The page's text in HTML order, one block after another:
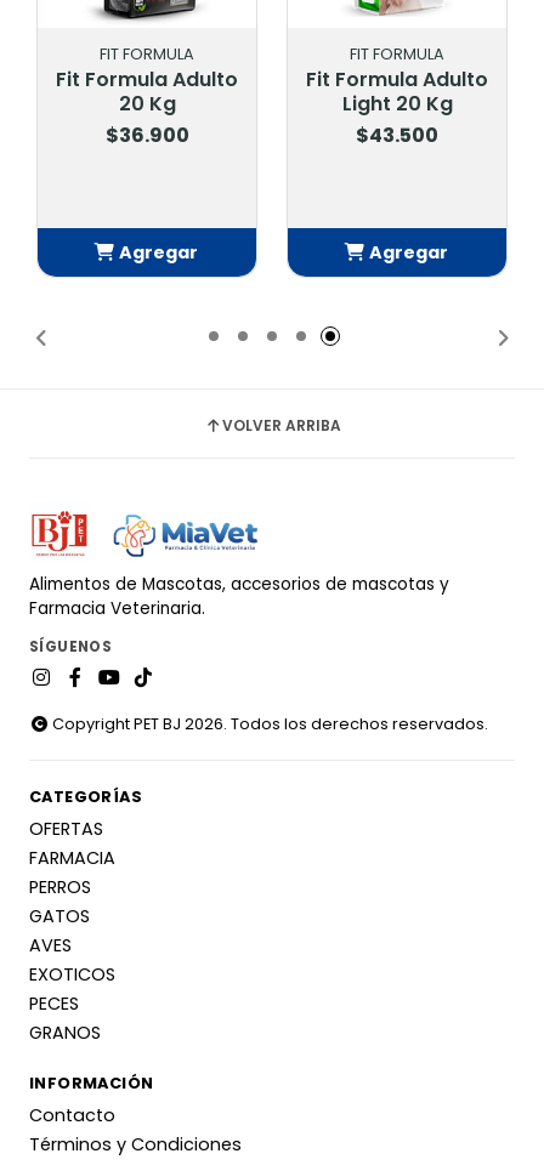
FIT FORMULA
Fit Formula Adulto
20 Kg
$36.900
Agregar
FIT FORMULA
Fit Formula Adulto
Light 20 Kg
$43.500
Agregar
VOLVER ARRIBA
Alimentos de Mascotas, accesorios de mascotas y
Farmacia Veterinaria.
SÍGUENOS
Copyright PET BJ 2026. Todos los derechos reservados.
CATEGORÍAS
OFERTAS
FARMACIA
PERROS
GATOS
AVES
EXOTICOS
PECES
GRANOS
INFORMACIÓN
Contacto
Términos y Condiciones